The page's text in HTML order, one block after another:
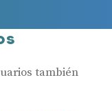
también